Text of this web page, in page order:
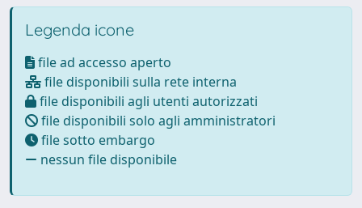
Legenda icone
file ad accesso aperto
file disponibili sulla rete interna
file disponibili agli utenti autorizzati
file disponibili solo agli amministratori
file sotto embargo
nessun file disponibile